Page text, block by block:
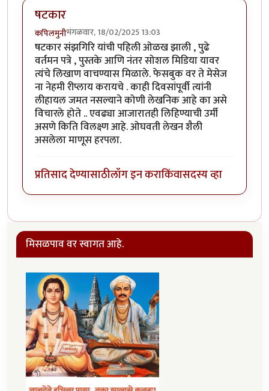
षटकार
कपिलमुनीमंगळवार, 18/02/2025 13:03
षटकार संझगिरि यांची पहिली ओळख झाली , पुढे
वर्तमन पत्रे , पुस्तके आणि नंतर सोशल मिडिया यावर
त्यंचे लिखाण वाचण्यास मिळाले. फेसबुक वर ते मेसेज
ना नेहमी रीप्लाय करायचे . काही दिवसांपूर्वी त्यांनी
लीहायल जमत नसल्याने कोणी लेखनिक आहे का असे
विचारले होते .. एवढ्या आजारातही लिहिण्याची उर्मी
असणे किति विलक्ष्ण आहे. ओघवती लेखन शैली
असलेला माणूस हरपला.
प्रतिसाद देण्यासाठीलॉग इन कराकिंवासदस्य व्हा
मिसळपाव वर स्वागत आहे.